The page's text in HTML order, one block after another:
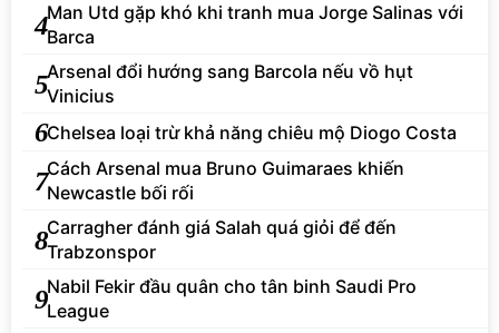
4Man Utd gặp khó khi tranh mua Jorge Salinas với
Barca
5Arsenal đổi hướng sang Barcola nếu vồ hụt
Vinicius
6Chelsea loại trừ khả năng chiêu mộ Diogo Costa
7Cách Arsenal mua Bruno Guimaraes khiến
Newcastle bối rối
8Carragher đánh giá Salah quá giỏi để đến
Trabzonspor
9Nabil Fekir đầu quân cho tân binh Saudi Pro
League